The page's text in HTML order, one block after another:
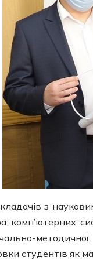
з
комп’ютерних
студентів як